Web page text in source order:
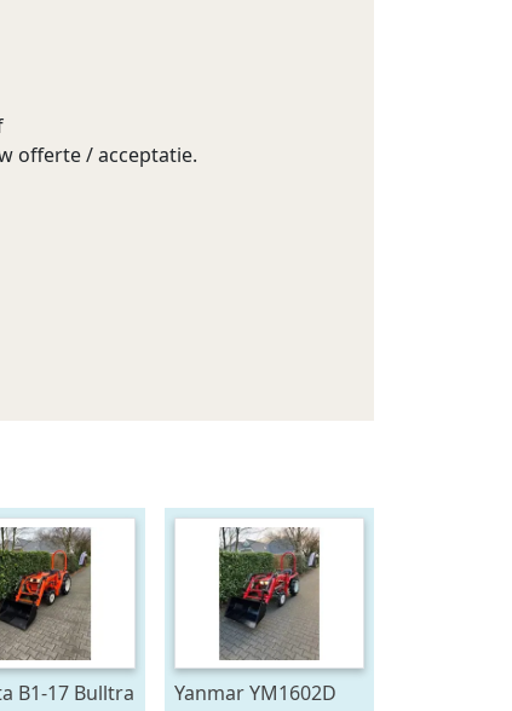
offerte / acceptatie.
B1-17 Bulltra
Yanmar YM1602D